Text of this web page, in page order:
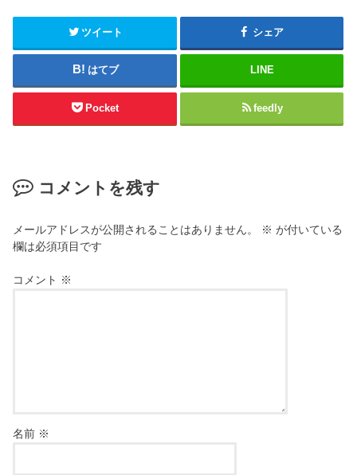
ツイート シェア
はてブ LINE
Pocket feedly
コメントを残す
メールアドレスが公開されることはありません。 ※ が付いている
欄は必須項目です
コメント ※
名前 ※